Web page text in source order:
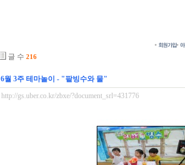
글 수 216
6월 3주 테마놀이 - "팥빙수와 물"
http://gs.uber.co.kr/zbxe/?document_srl=431776